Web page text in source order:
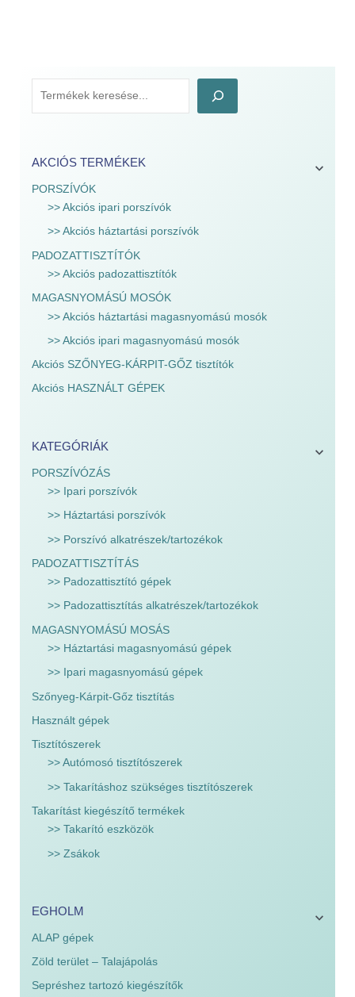
AKCIÓS TERMÉKEK
PORSZÍVÓK
>> Akciós ipari porszívók
>> Akciós háztartási porszívók
PADOZATTISZTÍTÓK
>> Akciós padozattisztítók
MAGASNYOMÁSÚ MOSÓK
>> Akciós háztartási magasnyomású mosók
>> Akciós ipari magasnyomású mosók
Akciós SZŐNYEG-KÁRPIT-GŐZ tisztítók
Akciós HASZNÁLT GÉPEK
KATEGÓRIÁK
PORSZÍVÓZÁS
>> Ipari porszívók
>> Háztartási porszívók
>> Porszívó alkatrészek/tartozékok
PADOZATTISZTÍTÁS
>> Padozattisztító gépek
>> Padozattisztítás alkatrészek/tartozékok
MAGASNYOMÁSÚ MOSÁS
>> Háztartási magasnyomású gépek
>> Ipari magasnyomású gépek
Szőnyeg-Kárpit-Gőz tisztítás
Használt gépek
Tisztítószerek
>> Autómosó tisztítószerek
>> Takarításhoz szükséges tisztítószerek
Takarítást kiegészítő termékek
>> Takarító eszközök
>> Zsákok
EGHOLM
ALAP gépek
Zöld terület – Talajápolás
Sepréshez tartozó kiegészítők